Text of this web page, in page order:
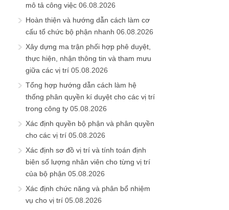
mô tả công việc 06.08.2026
Hoàn thiện và hướng dẫn cách làm cơ
cấu tổ chức bộ phận nhanh 06.08.2026
Xây dựng ma trận phối hợp phê duyệt,
thực hiện, nhận thông tin và tham mưu
giữa các vị trí 05.08.2026
Tổng hợp hướng dẫn cách làm hệ
thống phân quyền kí duyệt cho các vị trí
trong công ty 05.08.2026
Xác định quyền bộ phận và phân quyền
cho các vị trí 05.08.2026
Xác định sơ đồ vị trí và tính toán định
biên số lượng nhân viên cho từng vị trí
của bộ phận 05.08.2026
Xác định chức năng và phân bổ nhiệm
vụ cho vị trí 05.08.2026